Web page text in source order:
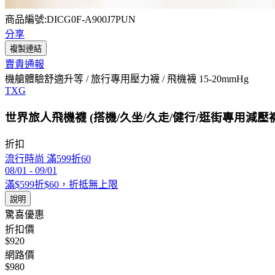
商品編號:DICG0F-A900J7PUN
分享
複製連結
賣貴通報
機艙體驗舒適升等 / 旅行專用壓力襪 / 飛機襪 15-20mmHg
TXG
世界旅人飛機襪 (搭機/久坐/久走/健行/逛街專用減壓
折扣
流行時尚 滿599折60
08/01 - 09/01
滿$599折$60，折抵無上限
說明
驚喜優惠
折扣價
$920
網路價
$980